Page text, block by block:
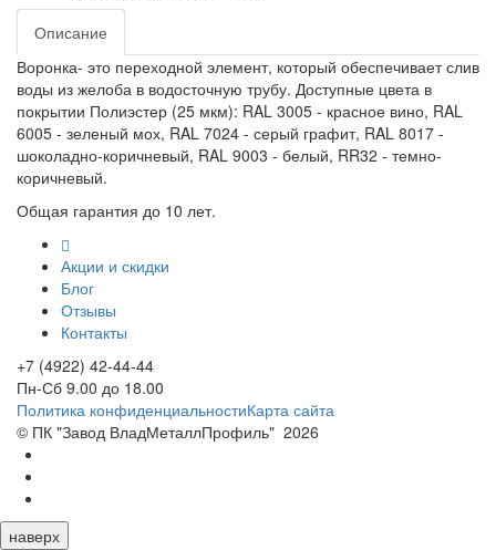
Описание
Воронка- это переходной элемент, который обеспечивает слив
воды из желоба в водосточную трубу. Доступные цвета в
покрытии Полиэстер (25 мкм): RAL 3005 - красное вино, RAL
6005 - зеленый мох, RAL 7024 - серый графит, RAL 8017 -
шоколадно-коричневый, RAL 9003 - белый, RR32 - темно-
коричневый.
Общая гарантия до 10 лет.
Акции и скидки
Блог
Отзывы
Контакты
+7 (4922) 42-44-44
Пн-Сб 9.00 до 18.00
Политика конфиденциальностиКарта сайта
© ПК "Завод ВладМеталлПрофиль" 2026
наверх